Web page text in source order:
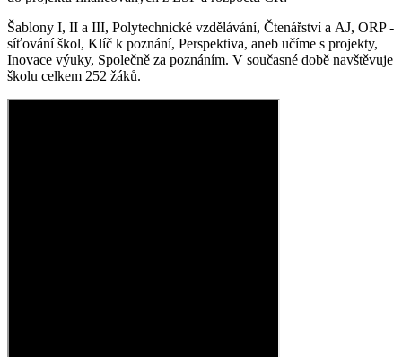
Šablony I, II a III, Polytechnické vzdělávání, Čtenářství a AJ, ORP -
síťování škol, Klíč k poznání, Perspektiva, aneb učíme s projekty,
Inovace výuky, Společně za poznáním. V současné době navštěvuje
školu celkem 252 žáků.